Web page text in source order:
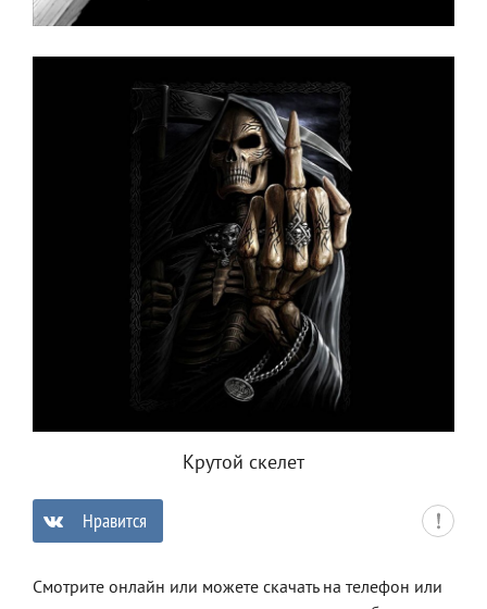
Крутой скелет
Нравится
Смотрите онлайн или можете скачать на телефон или